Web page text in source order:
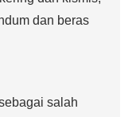
dan beras
salah